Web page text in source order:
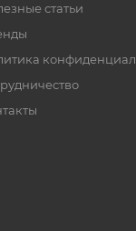
статьи